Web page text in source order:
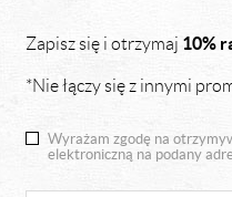
Zapisz się i otrzymaj 10%
*Nie łączy się z innymi
Wyrażam zgodę na
elektroniczną na podany